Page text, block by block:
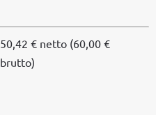
50,42 € net­to (60,00 €
brutto)